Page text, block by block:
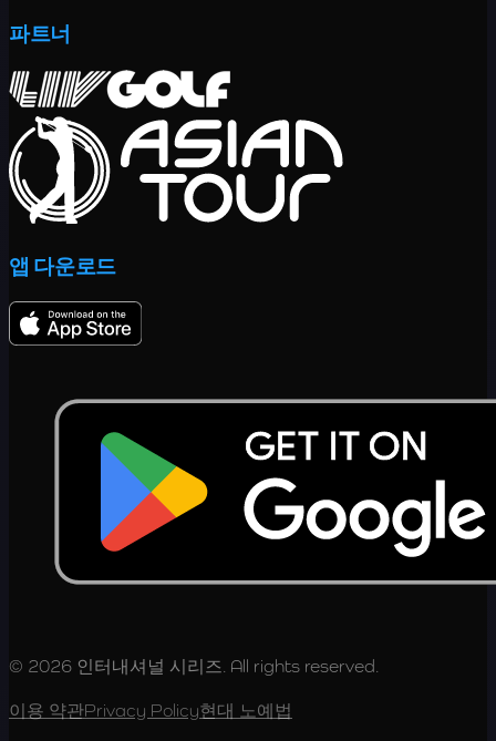
파트너
앱 다운로드
© 2026 인터내셔널 시리즈. All rights reserved.
이용 약관Privacy Policy현대 노예법